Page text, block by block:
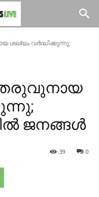
വർദ്ധിക്കുന്നു;
ജനങ്ങൾ
0
39